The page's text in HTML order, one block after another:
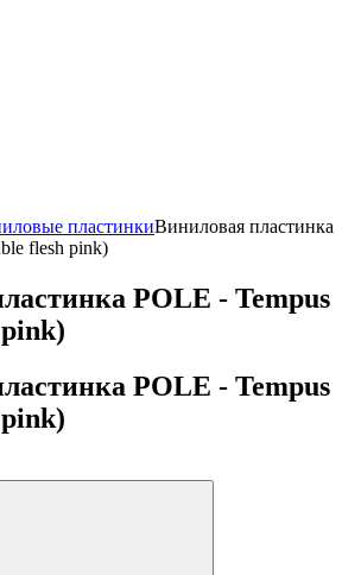
пластинкиВиниловая пластинка
flesh pink)
POLE - Tempus
POLE - Tempus